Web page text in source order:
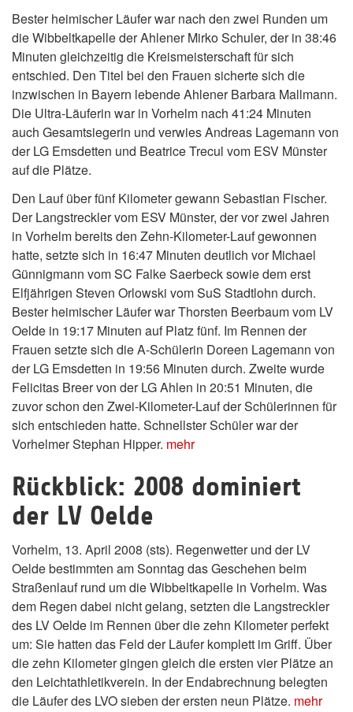
Bester heimischer Läufer war nach den zwei Runden um
die Wibbeltkapelle der Ahlener Mirko Schuler, der in 38:46
Minuten gleichzeitig die Kreismeisterschaft für sich
entschied. Den Titel bei den Frauen sicherte sich die
inzwischen in Bayern lebende Ahlener Barbara Mallmann.
Die Ultra-Läuferin war in Vorhelm nach 41:24 Minuten
auch Gesamtsiegerin und verwies Andreas Lagemann von
der LG Emsdetten und Beatrice Trecul vom ESV Münster
auf die Plätze.
Den Lauf über fünf Kilometer gewann Sebastian Fischer.
Der Langstreckler vom ESV Münster, der vor zwei Jahren
in Vorhelm bereits den Zehn-Kilometer-Lauf gewonnen
hatte, setzte sich in 16:47 Minuten deutlich vor Michael
Günnigmann vom SC Falke Saerbeck sowie dem erst
Elfjährigen Steven Orlowski vom SuS Stadtlohn durch.
Bester heimischer Läufer war Thorsten Beerbaum vom LV
Oelde in 19:17 Minuten auf Platz fünf. Im Rennen der
Frauen setzte sich die A-Schülerin Doreen Lagemann von
der LG Emsdetten in 19:56 Minuten durch. Zweite wurde
Felicitas Breer von der LG Ahlen in 20:51 Minuten, die
zuvor schon den Zwei-Kilometer-Lauf der Schülerinnen für
sich entschieden hatte. Schnellster Schüler war der
Vorhelmer Stephan Hipper. mehr
Rückblick: 2008 dominiert
der LV Oelde
Vorhelm, 13. April 2008 (sts). Regenwetter und der LV
Oelde bestimmten am Sonntag das Geschehen beim
Straßenlauf rund um die Wibbeltkapelle in Vorhelm. Was
dem Regen dabei nicht gelang, setzten die Langstreckler
des LV Oelde im Rennen über die zehn Kilometer perfekt
um: Sie hatten das Feld der Läufer komplett im Griff. Über
die zehn Kilometer gingen gleich die ersten vier Plätze an
den Leichtathletikverein. In der Endabrechnung belegten
die Läufer des LVO sieben der ersten neun Plätze. mehr